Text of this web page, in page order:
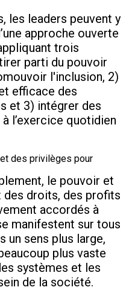
les leaders peuvent y
approche ouverte
trois
parti du pouvoir
l'inclusion, 2)
efficace des
et 3) intégrer des
l’exercice quotidien
des privilèges pour
le pouvoir et
des droits, des profits
accordés à
manifestent sur tous
un sens plus large,
plus vaste
systèmes et les
de la société.